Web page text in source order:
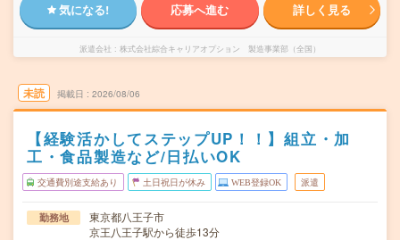
気になる! 応募へ進む 詳しく見る
派遣会社 株式会社綜合キャリアオプション 製造事業部（全国）
未読 掲載日 2026/08/06
【経験活かしてステップUP！！】組立・加
工・食品製造など/日払いOK
交通費別途支給あり 土日祝日が休み WEB登録OK 派遣
勤務地
東京都八王子市
京王八王子駅から徒歩13分